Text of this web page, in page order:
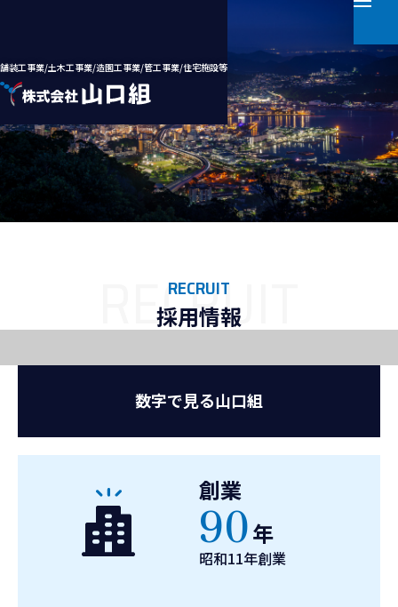
舗装工事業/土木工事業/造園工事業/管工事業/住宅施設等
ホーム
会社案内
採用情報
RECRUIT
採用情報
数字で見る山口組
創業
90年
昭和11年創業